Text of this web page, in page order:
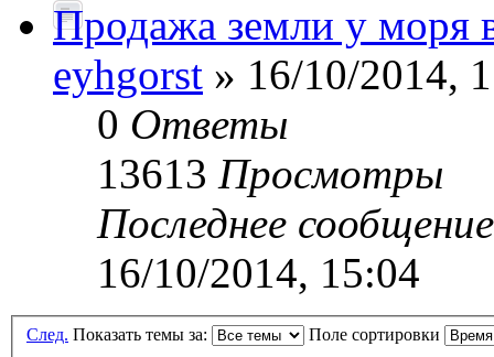
Продажа земли у моря
eyhgorst » 16/10/2014,
0 Ответы
13613 Просмотры
Последнее
16/10/2014, 15:04
След. Показать темы за: Поле сортировки